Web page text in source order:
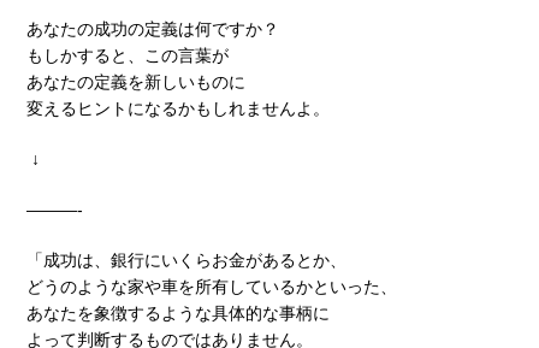
あなたの成功の定義は何ですか？
もしかすると、この言葉が
あなたの定義を新しいものに
変えるヒントになるかもしれませんよ。
↓
―――-
「成功は、銀行にいくらお金があるとか、
どうのような家や車を所有しているかといった、
あなたを象徴するような具体的な事柄に
よって判断するものではありません。